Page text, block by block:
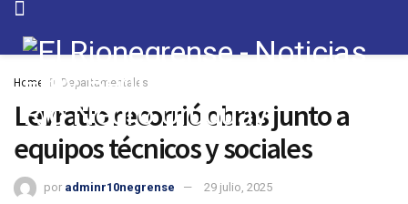
Home Departamentales
Levratto recorrió obras junto a
equipos técnicos y sociales
por adminr10negrense 29 julio, 2025